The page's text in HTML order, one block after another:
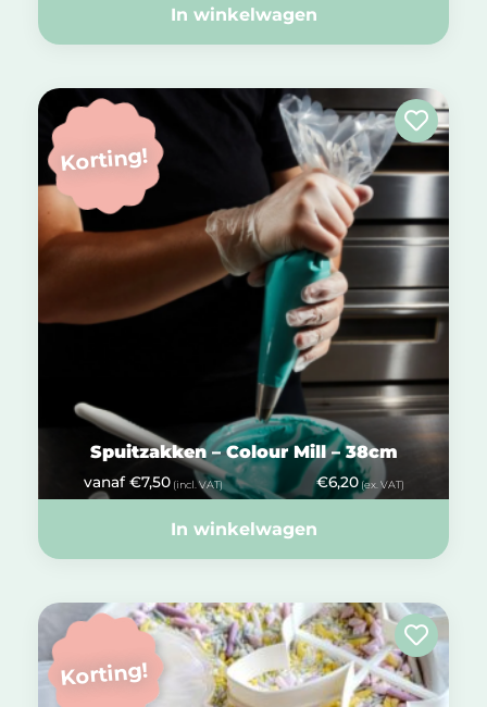
In winkelwagen
Korting!
Spuitzakken – Colour Mill – 38cm
vanaf €7,50 (incl. VAT) €6,20 (ex. VAT)
In winkelwagen
Korting!